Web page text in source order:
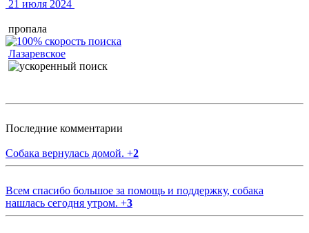
21 июля 2024
пропала
Лазаревское
Последние комментарии
Собака вернулась домой. +2
Всем спасибо большое за помощь и поддержку, собака
нашлась сегодня утром. +3